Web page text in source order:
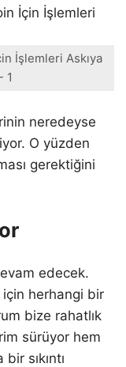
İşlemleri Askıya
1
neredeyse
O yüzden
gerektiğini
edecek.
için herhangi bir
bize rahatlık
sürüyor hem
sıkıntı